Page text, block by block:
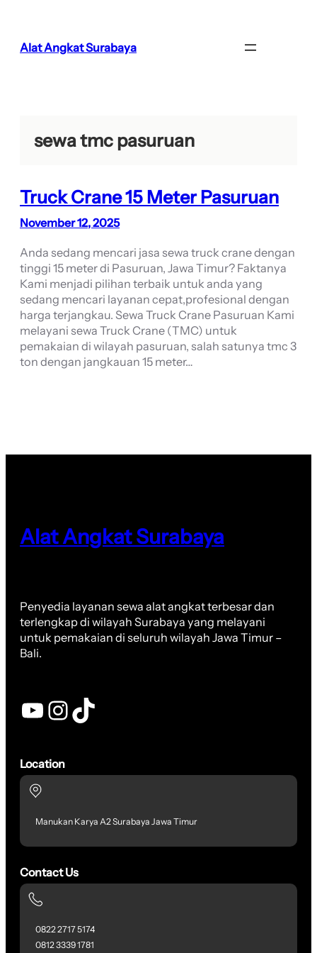
konten
Alat Angkat Surabaya
sewa tmc pasuruan
Truck Crane 15 Meter Pasuruan
November 12, 2025
Anda sedang mencari jasa sewa truck crane dengan
tinggi 15 meter di Pasuruan, Jawa Timur? Faktanya
Kami menjadi pilihan terbaik untuk anda yang
sedang mencari layanan cepat,profesional dengan
harga terjangkau. Sewa Truck Crane Pasuruan Kami
melayani sewa Truck Crane (TMC) untuk
pemakaian di wilayah pasuruan, salah satunya tmc 3
ton dengan jangkauan 15 meter…
Alat Angkat Surabaya
Penyedia layanan sewa alat angkat terbesar dan
terlengkap di wilayah Surabaya yang melayani
untuk pemakaian di seluruh wilayah Jawa Timur –
Bali.
YouTube InstagramTikTok
Location
Manukan Karya A2 Surabaya Jawa Timur
Contact Us
0822 2717 5174
0812 3339 1781